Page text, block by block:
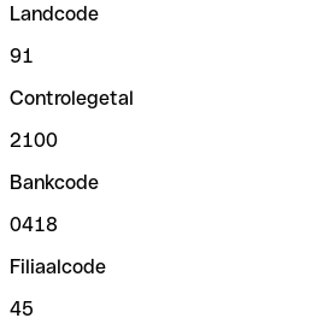
Landcode
91
Controlegetal
2100
Bankcode
0418
Filiaalcode
45